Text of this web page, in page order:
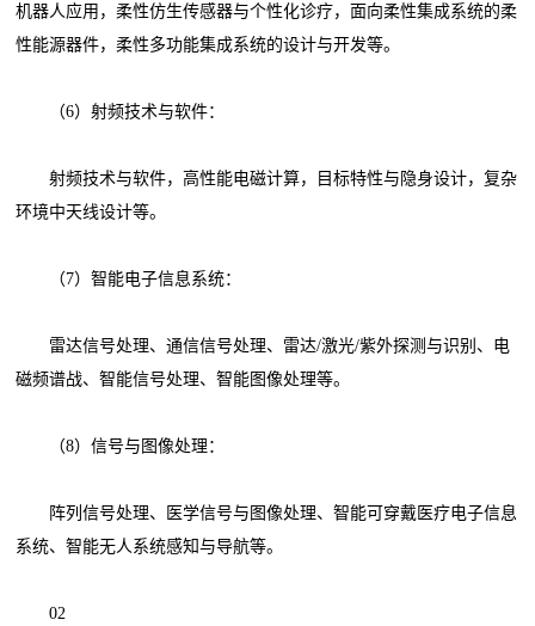
机器人应用，柔性仿生传感器与个性化诊疗，面向柔性集成系统的柔
性能源器件，柔性多功能集成系统的设计与开发等。
（6）射频技术与软件：
射频技术与软件，高性能电磁计算，目标特性与隐身设计，复杂
环境中天线设计等。
（7）智能电子信息系统：
雷达信号处理、通信信号处理、雷达/激光/紫外探测与识别、电
磁频谱战、智能信号处理、智能图像处理等。
（8）信号与图像处理：
阵列信号处理、医学信号与图像处理、智能可穿戴医疗电子信息
系统、智能无人系统感知与导航等。
02